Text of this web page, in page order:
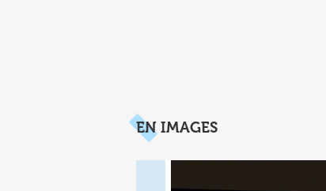
EN IMAGES